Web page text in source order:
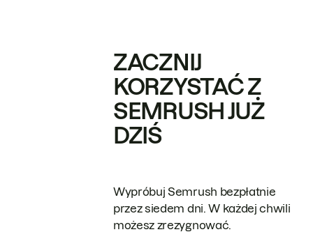
ZACZNIJ
KORZYSTAĆ Z
SEMRUSH JUŻ
DZIŚ
Wypróbuj Semrush bezpłatnie
przez siedem dni. W każdej chwili
możesz zrezygnować.